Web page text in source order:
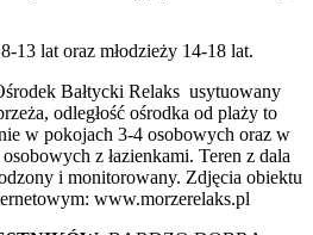
13 lat oraz młodzieży 14-18 lat.
Bałtycki Relaks usytuowany
odległość ośrodka od plaży to
w pokojach 3-4 osobowych oraz w
z łazienkami. Teren z dala
i monitorowany. Zdjęcia obiektu
www.morzerelaks.pl